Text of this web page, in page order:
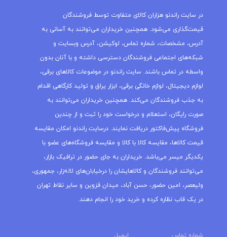
در سایت راندنو هزاران کالای متفاوت توسط فروشندگان
قیمت‌گذاری می‌شود. همچنین خریداران می‌توانند به آسانی به
آدرس، مشخصات، شماره تماس، لوکیشن، آدرس وبسایت و
شبکه‌های اجتماعی فروشندگان دسترسی داشته و با آنان بدون
واسطه در تماس باشند. سایت راندنو در موضوعات کالاهای برقی،
لوازم دیجیتال، لوازم خانگی برقی، ابزار یراق و تولید کارگاهی اقدام
به جذب فروشندگان می‌کند. همچنین خریداران می‌توانند به
صورت رایگان، استعلام و درخواست خود را ثبت و از چندین
فروشگاه پیش‌فاکتور دریافت نمایند. درسایت راندنو امکان مقایسه
قیمت کالاها، مقایسه کالا با کالا و مقایسه فروشگاه‌های عضو با
یکدیگر میسر می‌باشد. خریداران به جای حضور در ترافیک بازار،
می‌توانند فروشندگان و کالاهایشان را درخیابان‌های لاله‌زار، جمهوری،
ولیعصر، امین حضور، حسن آباد، میدان قزوین و سایر نقاط تهران
در یک قاب نظاره کرده و خرید خود را انجام دهند.